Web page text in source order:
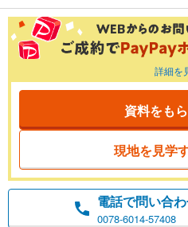
詳細を
資料をも
現地を見学
電話で問い合
0078-6014-57408